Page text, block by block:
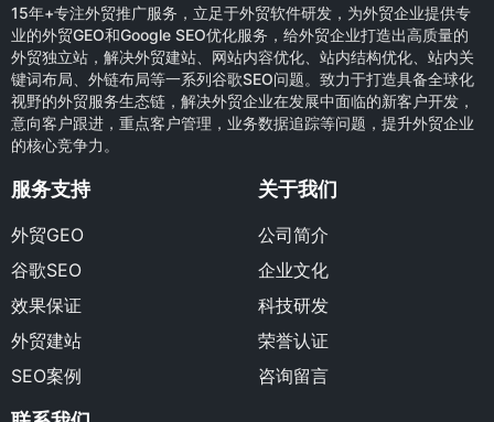
15年+专注外贸推广服务，立足于外贸软件研发，为外贸企业提供专
业的外贸GEO和Google SEO优化服务，给外贸企业打造出高质量的
外贸独立站，解决外贸建站、网站内容优化、站内结构优化、站内关
键词布局、外链布局等一系列谷歌SEO问题。致力于打造具备全球化
视野的外贸服务生态链，解决外贸企业在发展中面临的新客户开发，
意向客户跟进，重点客户管理，业务数据追踪等问题，提升外贸企业
的核心竞争力。
服务支持
外贸GEO
谷歌SEO
效果保证
外贸建站
SEO案例
关于我们
公司简介
企业文化
科技研发
荣誉认证
咨询留言